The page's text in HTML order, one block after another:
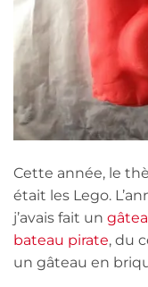
Cette année, le
était les Lego.
j’avais fait un
bateau pirate, du
un gâteau en